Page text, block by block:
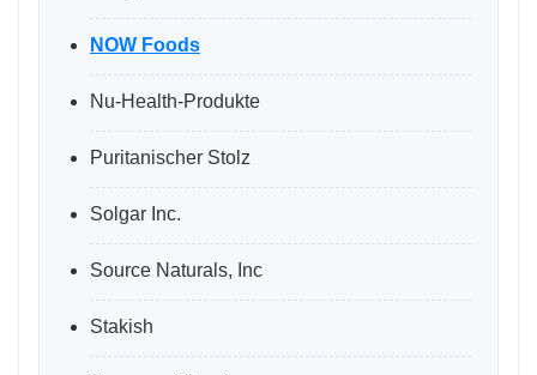
NOW Foods
Nu-Health-Produkte
Puritanischer Stolz
Solgar Inc.
Source Naturals, Inc
Stakish